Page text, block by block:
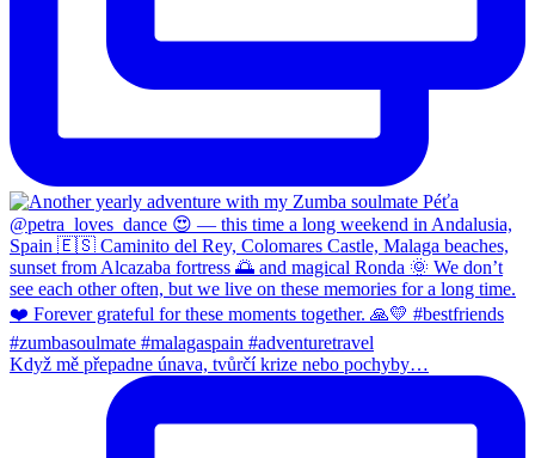
Když mě přepadne únava, tvůrčí krize nebo pochyby…